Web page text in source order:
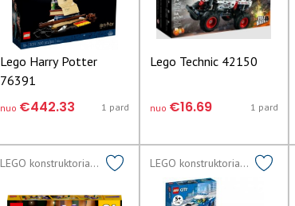
Lego Harry Potter
76391
nuo €442.33 1 pard
Lego Technic 42150
nuo €16.69 1 pard
LEGO konstruktoriai lego LEGO konstruktoriai lego